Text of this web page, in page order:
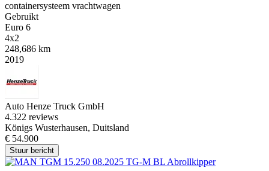
containersysteem vrachtwagen
Gebruikt
Euro 6
4x2
248,686 km
2019
Auto Henze Truck GmbH
4.322 reviews
Königs Wusterhausen, Duitsland
€ 54.900
Stuur bericht